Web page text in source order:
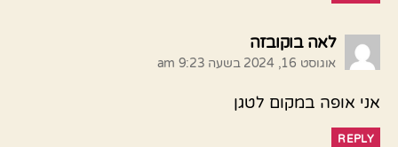
לאה בוקובזה
אוגוסט 16, 2024 בשעה 9:23 am
אני אופה במקום לטגן
REPLY